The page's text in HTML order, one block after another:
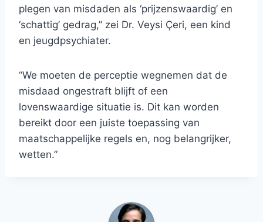
plegen van misdaden als ‘prijzenswaardig’ en
‘schattig’ gedrag,” zei Dr. Veysi Çeri, een kind
en jeugdpsychiater.
“We moeten de perceptie wegnemen dat de
misdaad ongestraft blijft of een
lovenswaardige situatie is. Dit kan worden
bereikt door een juiste toepassing van
maatschappelijke regels en, nog belangrijker,
wetten.”